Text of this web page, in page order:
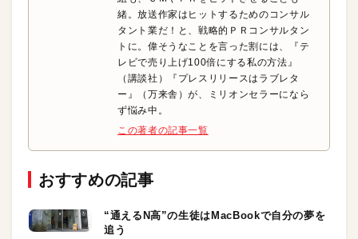
緒。放送作家はヒットするためのコンサル
タント業だ！と、戦略的ＰＲコンサルタン
トに。偉そうなことを言った割には、『テ
レビで売り上げ100倍にする私の方法』
（講談社）『プレスリリースはラブレタ
ー』（万来舎）が、ミリオンセラーになら
ず悩み中。
この著者の記事一覧
おすすめの記事
“通えるN高”の生徒はMacBookで自分の夢を
追う